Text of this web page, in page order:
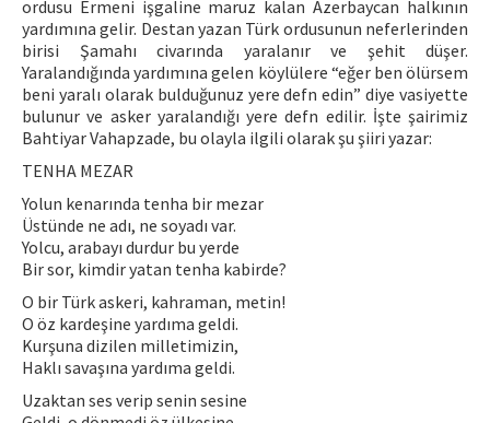
ordusu Ermeni işgaline maruz kalan Azerbaycan halkının
yardımına gelir. Destan yazan Türk ordusunun neferlerinden
birisi Şamahı civarında yaralanır ve şehit düşer.
Yaralandığında yardımına gelen köylülere “eğer ben ölürsem
beni yaralı olarak bulduğunuz yere defn edin” diye vasiyette
bulunur ve asker yaralandığı yere defn edilir. İşte şairimiz
Bahtiyar Vahapzade, bu olayla ilgili olarak şu şiiri yazar:
TENHA MEZAR
Yolun kenarında tenha bir mezar
Üstünde ne adı, ne soyadı var.
Yolcu, arabayı durdur bu yerde
Bir sor, kimdir yatan tenha kabirde?
O bir Türk askeri, kahraman, metin!
O öz kardeşine yardıma geldi.
Kurşuna dizilen milletimizin,
Haklı savaşına yardıma geldi.
Uzaktan ses verip senin sesine